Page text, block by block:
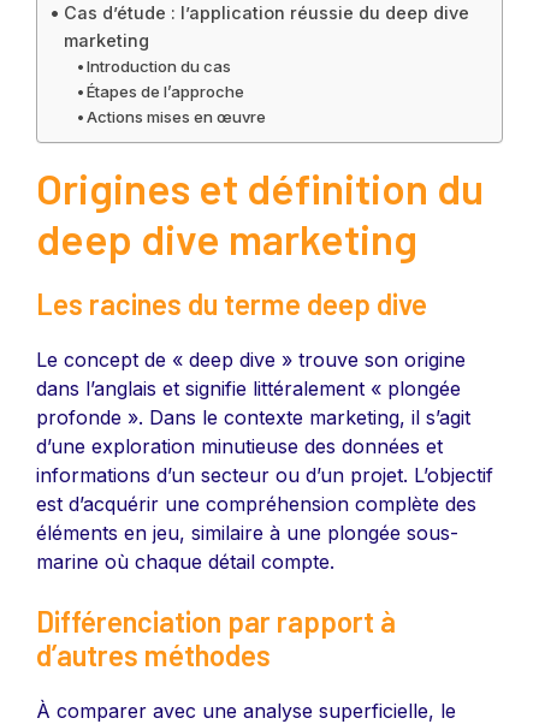
Cas d’étude : l’application réussie du deep dive
marketing
Introduction du cas
Étapes de l’approche
Actions mises en œuvre
Origines et définition du
deep dive marketing
Les racines du terme deep dive
Le concept de « deep dive » trouve son origine
dans l’anglais et signifie littéralement « plongée
profonde ». Dans le contexte marketing, il s’agit
d’une exploration minutieuse des données et
informations d’un secteur ou d’un projet. L’objectif
est d’acquérir une compréhension complète des
éléments en jeu, similaire à une plongée sous-
marine où chaque détail compte.
Différenciation par rapport à
d’autres méthodes
À comparer avec une analyse superficielle, le